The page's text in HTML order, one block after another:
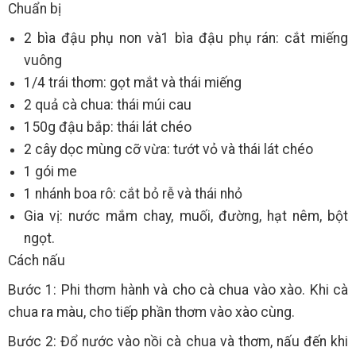
Chuẩn bị
2 bìa đậu phụ non và1 bìa đậu phụ rán: cắt miếng
vuông
1/4 trái thơm: gọt mắt và thái miếng
2 quả cà chua: thái múi cau
150g đậu bắp: thái lát chéo
2 cây dọc mùng cỡ vừa: tướt vỏ và thái lát chéo
1 gói me
1 nhánh boa rô: cắt bỏ rễ và thái nhỏ
Gia vị: nước mắm chay, muối, đường, hạt nêm, bột
ngọt.
Cách nấu
Bước 1: Phi thơm hành và cho cà chua vào xào. Khi cà
chua ra màu, cho tiếp phần thơm vào xào cùng.
Bước 2: Đổ nước vào nồi cà chua và thơm, nấu đến khi